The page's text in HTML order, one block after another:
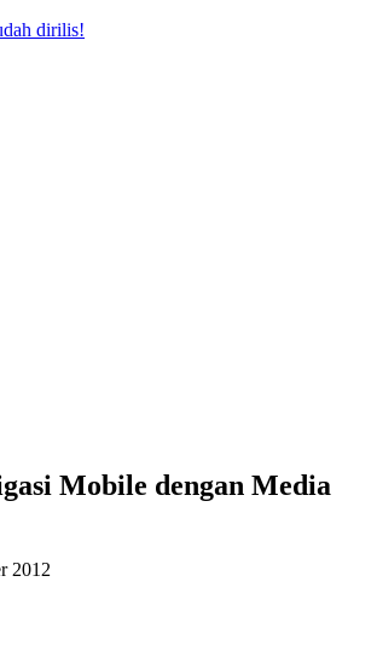
dirilis!
Mobile dengan Media
2012